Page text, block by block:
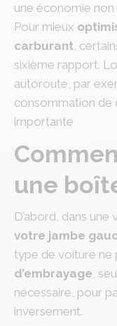
une économie
Pour mieux
carburant,
sixième rapport.
autoroute, par
consommation de
importante
une
D’abord, dans
votre jambe
type de voiture ne
d’embrayage,
nécessaire, pour
inversement.